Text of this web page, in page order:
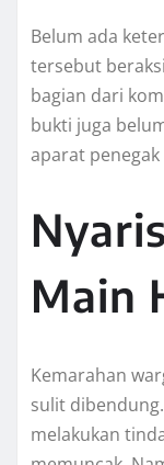
Belum ada
tersebut
bagian dari
bukti juga
aparat
Main
Kemarahan
sulit
melakukan